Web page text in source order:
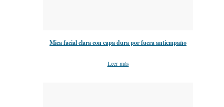
Mica facial clara con capa dura por fuera antiempaño
Leer más